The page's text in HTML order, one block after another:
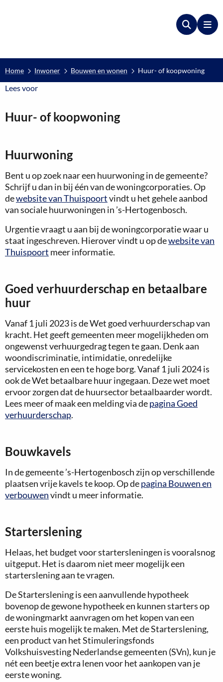
Zoeken
Home Inwoner Bouwen en wonen Huur- of koopwoning
Lees voorLees voor
Huur- of koopwoning
Huurwoning
Bent u op zoek naar een huurwoning in de gemeente?
Schrijf u dan in bij één van de woningcorporaties. Op
dewebsite van Thuispoortvindt u het gehele aanbod
van sociale huurwoningen in ’s-Hertogenbosch.
Urgentie vraagt u aan bij de woningcorporatie waar u
staat ingeschreven. Hierover vindt u op dewebsite van
Thuispoort meer informatie.
Goed verhuurderschap en betaalbare
huur
Vanaf 1 juli 2023 is de Wet goed verhuurderschap van
kracht. Het geeft gemeenten meer mogelijkheden om
ongewenst verhuurgedrag tegen te gaan. Denk aan
woondiscriminatie, intimidatie, onredelijke
servicekosten en een te hoge borg. Vanaf 1 juli 2024 is
ook de Wet betaalbare huur ingegaan. Deze wet moet
ervoor zorgen dat de huursector betaalbaarder wordt.
Lees meer of maak een melding via depagina Goed
verhuurderschap.
Bouwkavels
In de gemeente ’s-Hertogenbosch zijn op verschillende
plaatsen vrije kavels te koop. Op depagina Bouwen en
verbouwenvindt u meer informatie.
Starterslening
Helaas, het budget voor startersleningen is vooralsnog
uitgeput. Het is daarom niet meer mogelijk een
starterslening aan te vragen.
De Starterslening is een aanvullende hypotheek
bovenop de gewone hypotheek en kunnen starters op
de woningmarkt aanvragen om het kopen van een
eerste huis mogelijk te maken. Met de Starterslening,
een product van het Stimuleringsfonds
Volkshuisvesting Nederlandse gemeenten (SVn), kun je
nét een beetje extra lenen voor het aankopen van je
eerste woning.